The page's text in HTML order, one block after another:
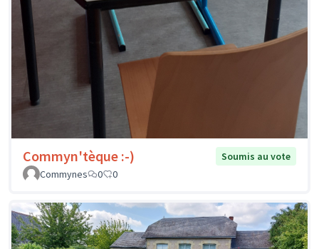
Commyn'tèque :-)
Soumis au vote
Commynes
0 0